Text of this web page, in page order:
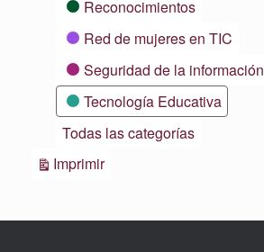
Reconocimientos
Red de mujeres en TIC
Seguridad de la información
Tecnología Educativa
Todas las categorías
ImprimirVistas